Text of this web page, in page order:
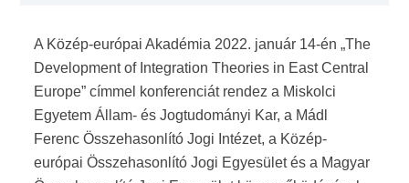
A Közép-európai Akadémia 2022. január 14-én „The
Development of Integration Theories in East Central
Europe” címmel konferenciát rendez a Miskolci
Egyetem Állam- és Jogtudományi Kar, a Mádl
Ferenc Összehasonlító Jogi Intézet, a Közép-
európai Összehasonlító Jogi Egyesület és a Magyar